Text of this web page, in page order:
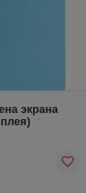
экрана